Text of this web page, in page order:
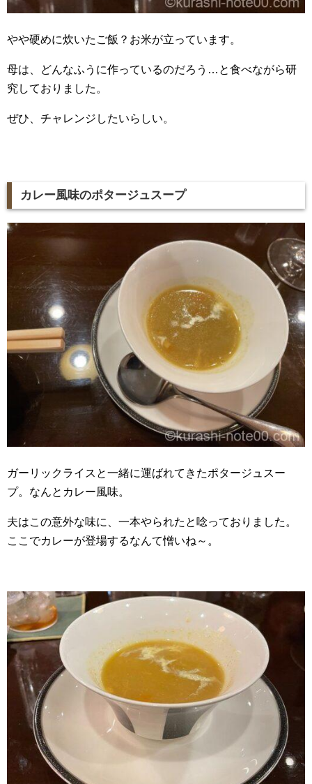
やや硬めに炊いたご飯？お米が立っています。
母は、どんなふうに作っているのだろう…と食べながら研
究しておりました。
ぜひ、チャレンジしたいらしい。
カレー風味のポタージュスープ
ガーリックライスと一緒に運ばれてきたポタージュスー
プ。なんとカレー風味。
夫はこの意外な味に、一本やられたと唸っておりました。
ここでカレーが登場するなんて憎いね～。